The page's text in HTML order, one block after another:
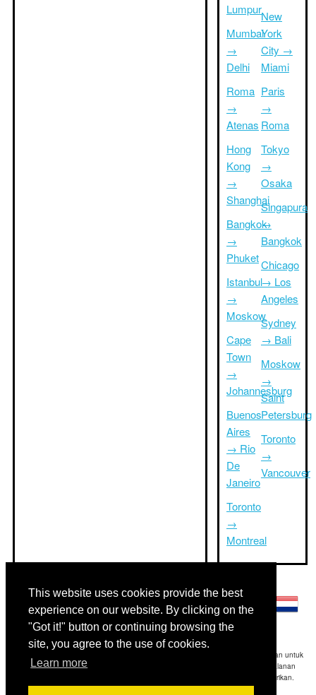
This website uses cookies provide the best
experience on our website. By clicking on the
"Got it!" button or continuing browsing the
site, you agree to the use of cookies.
Learn more
Lumpur
Mumbai
→
Delhi
Roma
→
Atenas
Hong
Kong
→
Shanghai
Bangkok
→
Phuket
Istanbul
→
Moskow
Cape
Town
→
Johannesburg
Buenos
Aires
→ Rio
De
Janeiro
Toronto
→
Montreal
New
York
City →
Miami
Paris
→
Roma
Tokyo
→
Osaka
Singapura
→
Bangkok
Chicago
→ Los
Angeles
Sydney
→ Bali
Moskow
→
Saint
Petersburg
Toronto
→
Vancouver
Disclaimer: Informasi yang ditampilkan di situs ini adalah perkiraan terbaik kami dan untuk
referensi Anda saja.Triptimeto.com tidak bertanggung jawab untuk setiap perjalanan
keterlambatan dan / atau kerusakan akibat dihasilkan dari informasi yang diberikan.